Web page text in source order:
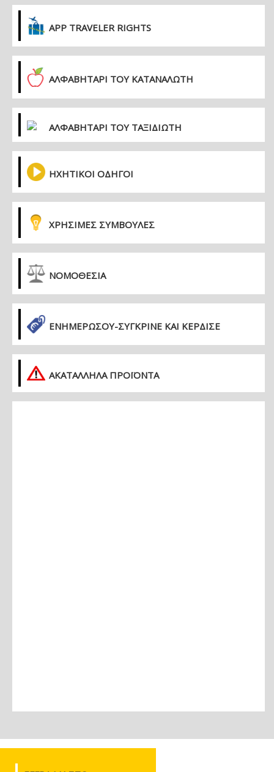
APP TRAVELER RIGHTS
ΑΛΦΑΒΗΤΑΡΙ ΤΟΥ ΚΑΤΑΝΑΛΩΤΗ
ΑΛΦΑΒΗΤΑΡΙ ΤΟΥ ΤΑΞΙΔΙΩΤΗ
ΗΧΗΤΙΚΟΙ ΟΔΗΓΟΙ
ΧΡΗΣΙΜΕΣ ΣΥΜΒΟΥΛΕΣ
ΝΟΜΟΘΕΣΙΑ
ΕΝΗΜΕΡΏΣΟΥ-ΣΎΓΚΡΙΝΕ ΚΑΙ ΚΈΡΔΙΣΕ
ΑΚΑΤΑΛΛΗΛΑ ΠΡΟΪΟΝΤΑ